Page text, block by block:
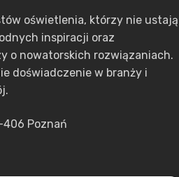
oświetlenia, którzy nie ustają
inspiracji oraz
o nowatorskich rozwiązaniach.
doświadczenie w branży i
406 Poznań